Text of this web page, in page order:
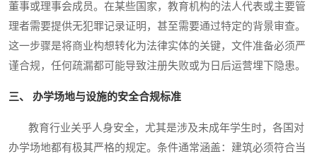
董事或理事会成员。在某些国家，教育机构的法人代表或主要管
理者需要提供无犯罪记录证明，甚至需要通过特定的背景审查。
这一步骤是将商业构想转化为法律实体的关键，文件准备必须严
谨合规，任何疏漏都可能导致注册失败或为日后运营埋下隐患。
三、 办学场地与设施的安全合规标准
教育行业关乎人身安全，尤其是涉及未成年学生时，各国对
办学场地都有极其严格的规定。条件通常涵盖：建筑必须符合当